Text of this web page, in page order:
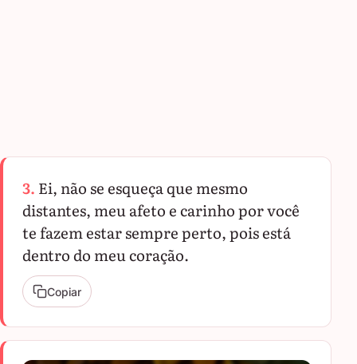
3. Ei, não se esqueça que mesmo
distantes, meu afeto e carinho por você
te fazem estar sempre perto, pois está
dentro do meu coração.
Copiar